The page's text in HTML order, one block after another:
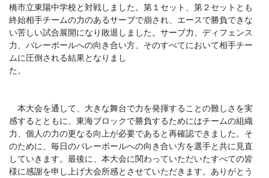
橋市立東陽中学校と対戦しました。第１セット、第２セットとも
終始相手チームの力のあるサーブで崩され、エースで勝負できな
い苦しい試合展開になり敗退しました。サーブ力、ディフェンス
力、バレーボールへの向き合い方、そのすべてにおいて相手チー
ムに圧倒される結果となりまし
た。
本大会を通して、大きな舞台で力を発揮することの難しさを実
感するとともに、東海ブロックで勝負するためにはチームの組織
力、個人の力の更なる向上が必要であると再確認できました。そ
のために、毎日のバレーボールへの向き合い方を選手と共に見直
していきます。最後に、本大会に関わっていただいたすべての皆
様に感謝を申し上げ大会所感とさせていただきます。ありがとう